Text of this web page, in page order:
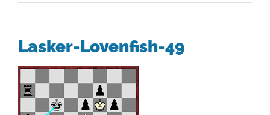
Lasker-Lovenfish-49